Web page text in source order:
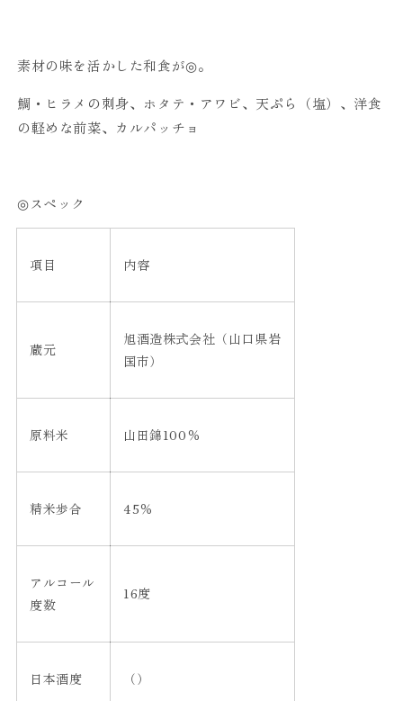
素材の味を活かした和食が◎。
鯛・ヒラメの刺身、ホタテ・アワビ、天ぷら（塩）、洋食
の軽めな前菜、カルパッチョ
◎スペック
項目 内容
蔵元
旭酒造株式会社（山口県岩
国市）
原料米 山田錦100％
精米歩合 45％
アルコール
度数
16度
日本酒度 （）